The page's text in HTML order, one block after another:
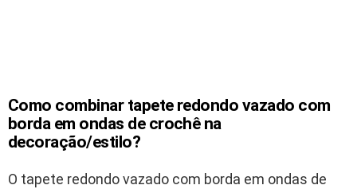
Como combinar tapete redondo vazado com
borda em ondas de crochê na
decoração/estilo?
O tapete redondo vazado com borda em ondas de